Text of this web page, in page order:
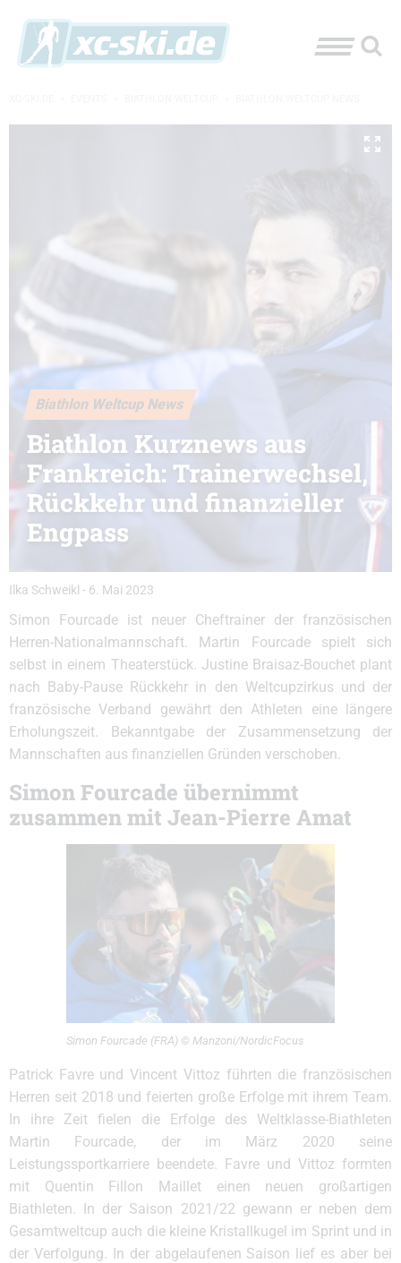
Biathlon Weltcup News
Biathlon Kurznews aus
Frankreich: Trainerwechsel,
Rückkehr und finanzieller
Engpass
Ilka Schweikl - 6. Mai 2023
Simon Fourcade ist neuer Cheftrainer der französischen
Herren-Nationalmannschaft. Martin Fourcade spielt sich
selbst in einem Theaterstück. Justine Braisaz-Bouchet plant
nach Baby-Pause Rückkehr in den Weltcupzirkus und der
französische Verband gewährt den Athleten eine längere
Erholungszeit. Bekanntgabe der Zusammensetzung der
Mannschaften aus finanziellen Gründen verschoben.
Simon Fourcade übernimmt
zusammen mit Jean-Pierre Amat
Simon Fourcade (FRA) © Manzoni/NordicFocus
Patrick Favre und Vincent Vittoz führten die französischen
Herren seit 2018 und feierten große Erfolge mit ihrem Team.
In ihre Zeit fielen die Erfolge des Weltklasse-Biathleten
Martin Fourcade, der im März 2020 seine
Leistungssportkarriere beendete. Favre und Vittoz formten
mit Quentin Fillon Maillet einen neuen großartigen
Biathleten. In der Saison 2021/22 gewann er neben dem
Gesamtweltcup auch die kleine Kristallkugel im Sprint und in
der Verfolgung. In der abgelaufenen Saison lief es aber bei